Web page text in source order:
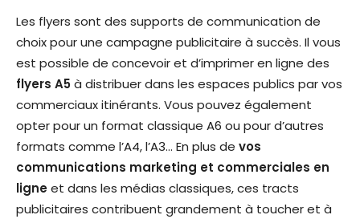
Les flyers sont des supports de communication de
choix pour une campagne publicitaire à succès. Il vous
est possible de concevoir et d’imprimer en ligne des
flyers A5à distribuer dans les espaces publics par vos
commerciaux itinérants. Vous pouvez également
opter pour un format classique A6 ou pour d’autres
formats comme l’A4, l’A3… En plus de vos
communications marketing et commerciales en
ligneet dans les médias classiques, ces tracts
publicitaires contribuent grandement à toucher et à